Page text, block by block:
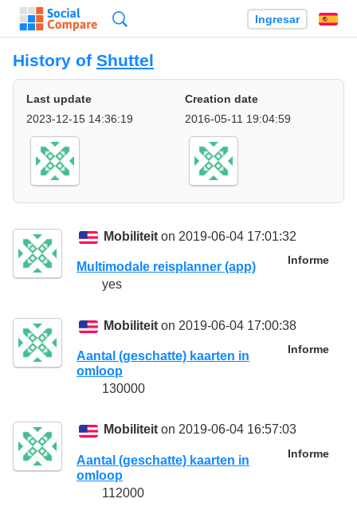
Ingresar
History of Shuttel
Last update
2023-12-15 14:36:19
Creation date
2016-05-11 19:04:59
Mobiliteit on 2019-06-04 17:01:32
Informe
Multimodale reisplanner (app)
yes
Mobiliteit on 2019-06-04 17:00:38
Informe
Aantal (geschatte) kaarten in
omloop
130000
Mobiliteit on 2019-06-04 16:57:03
Informe
Aantal (geschatte) kaarten in
omloop
112000